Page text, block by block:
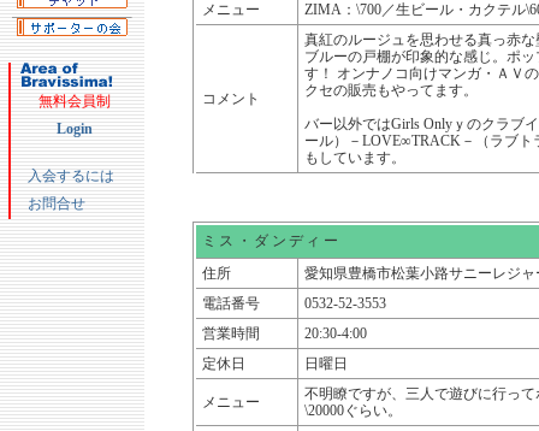
無料会員制
Login
入会するには
お問合せ
メニュー
ZIMA：\700／生ビール・カクテル
コメント
真紅のルージュを思わせる真っ赤
ブルーの戸棚が印象的な感じ。ポ
す！ オンナノコ向けマンガ・ＡＶ
クセの販売もやってます。
バー以外ではGirls Onlyｙのクラブ
ール）－LOVE∞TRACK－（ラブト
もしています。
ミス・ダンディー
住所
愛知県豊橋市松葉小路サニーレジャ
電話番号
0532-52-3553
営業時間
20:30-4:00
定休日
日曜日
メニュー
不明瞭ですが、三人で遊びに行っ
\20000ぐらい。